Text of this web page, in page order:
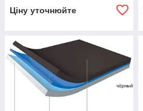
Ціну уточнюйте